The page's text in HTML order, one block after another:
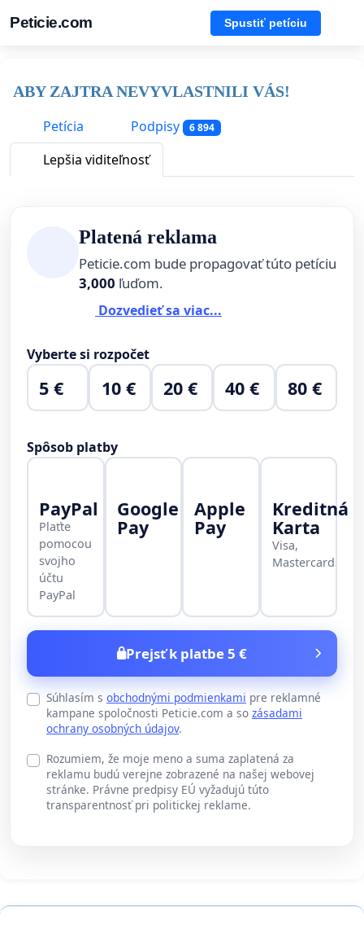
Peticie.com Spustiť petíciu
ABY ZAJTRA NEVYVLASTNILI VÁS!
Petícia
Podpisy 6 894
Lepšia viditeľnosť
Platená reklama
Peticie.com bude propagovať túto petíciu
3,000 ľuďom.
Dozvedieť sa viac...
Vyberte si rozpočet
5 € 10 € 20 € 40 € 80 €
Spôsob platby
PayPal
Plaťte
pomocou
svojho
účtu
PayPal
Google
Pay
Apple
Pay
Kreditná
Karta
Visa,
Mastercard
Prejsť k platbe 5 €
Súhlasím s obchodnými podmienkami pre reklamné
kampane spoločnosti Peticie.com a so zásadami
ochrany osobných údajov.
Rozumiem, že moje meno a suma zaplatená za
reklamu budú verejne zobrazené na našej webovej
stránke. Právne predpisy EÚ vyžadujú túto
transparentnosť pri politickej reklame.